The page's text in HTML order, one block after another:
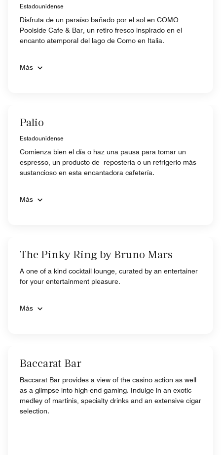
Estadounidense
Disfruta de un paraíso bañado por el sol en COMO
Poolside Cafe & Bar, un retiro fresco inspirado en el
encanto atemporal del lago de Como en Italia.
Más
Palio
Estadounidense
Comienza bien el día o haz una pausa para tomar un
espresso, un producto de repostería o un refrigerio más
sustancioso en esta encantadora cafetería.
Más
The Pinky Ring by Bruno Mars
A one of a kind cocktail lounge, curated by an entertainer
for your entertainment pleasure.
Más
Baccarat Bar
Baccarat Bar provides a view of the casino action as well
as a glimpse into high-end gaming. Indulge in an exotic
medley of martinis, specialty drinks and an extensive cigar
selection.